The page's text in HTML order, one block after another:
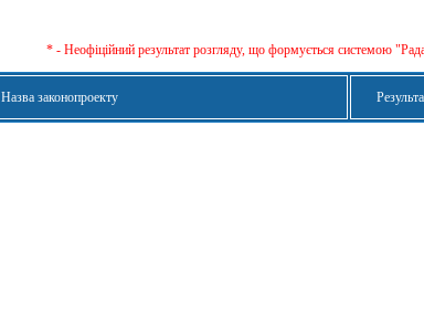
* - Неофіційний результат розгляду, що формується сиcтемою
Назва законопроекту